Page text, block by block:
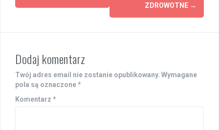
ZDROWOTNE →
Dodaj komentarz
Twój adres email nie zostanie opublikowany. Wymagane
pola są oznaczone*
Komentarz *